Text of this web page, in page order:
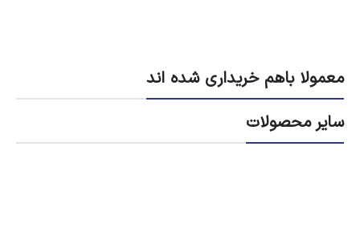
معمولا باهم خریداری شده اند
سایر محصولات